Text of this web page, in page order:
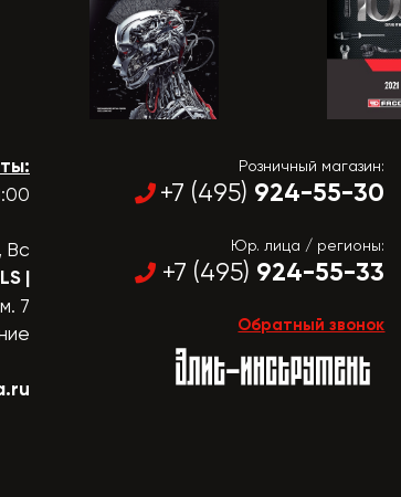
Вс
|
7
Розничный магазин:
+7 (495) 924-55-30
Юр. лица / регионы:
+7 (495) 924-55-33
Обратный звонок